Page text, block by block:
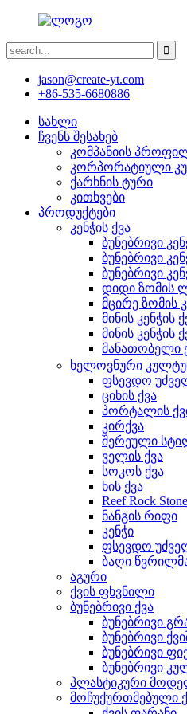
jason@create-yt.com
+86-535-6680886
სახლი
ჩვენს შესახებ
კომპანიის
კორპორატიული
ქარხნის ტური
კითხვები
პროდუქტები
კენჭის ქვა
ბუნებრივი
ბუნებრივი
ბუნებრივი
დიდი ზომის
მცირე ზომის
მინის კენჭის
მინის კენჭის
მანათობელი
ხელოვნური
ფსევდო
ციხის ქვა
პორტალის
კირქვა
შერეული
ველის ქვა
სოკოს ქვა
ხის ქვა
Reef Rock Stone
ნანგის რიფი
კენჭი
ფსევდო
ბაღი
აგური
ქვის ფხვნილი
ბუნებრივი ქვა
ბუნებრივი
ბუნებრივი
ბუნებრივი
ბუნებრივი
პლასტიკური
მოჩუქურთმებული